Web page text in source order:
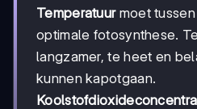
Temperatuurmoet
optimale fotosynthese.
langzamer, te heet en
kunnen kapotgaan.